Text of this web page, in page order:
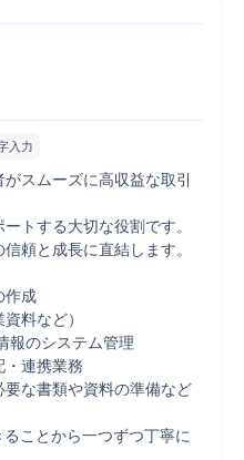
入力
スムーズに高収益な取引
トする大切な役割です。
頼と成長に直結します。
作成
料など）
報のシステム管理
・連携業務
要な書類や資料の準備など
ことから一つずつ丁寧に